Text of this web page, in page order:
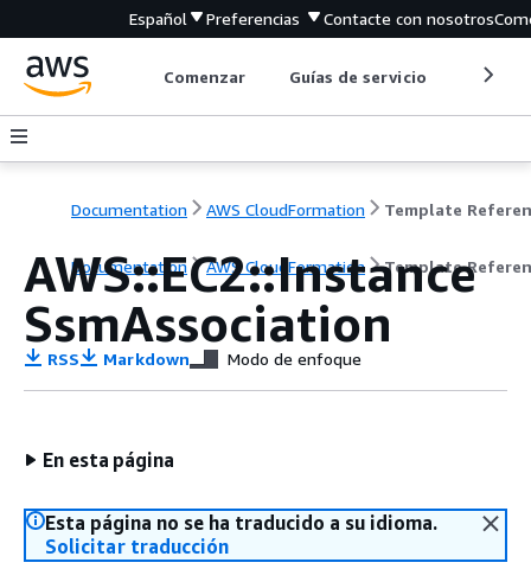
Español Preferencias Contacte con nosotros
Comenzar Guías de servicio
Documentation AWS CloudFormation Template
Documentation AWS CloudFormation Template
AWS::EC2::Instance
SsmAssociation
RSS Markdown Modo de enfoque
En esta página
Esta página no se ha traducido a su idioma.
Solicitar traducción